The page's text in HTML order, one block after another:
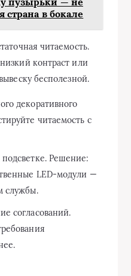
страна в бокале
читаемость.
контраст или
бесполезной.
декоративного
читаемость с
Решение:
LED-модули —
службы.
согласований.